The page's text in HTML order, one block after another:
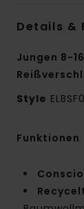
Details &
Jungen 8-
Style
Funktionen